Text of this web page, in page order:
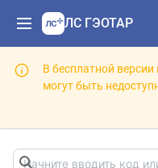
ЛС ГЭОТАР
В бесплатной
могут быть